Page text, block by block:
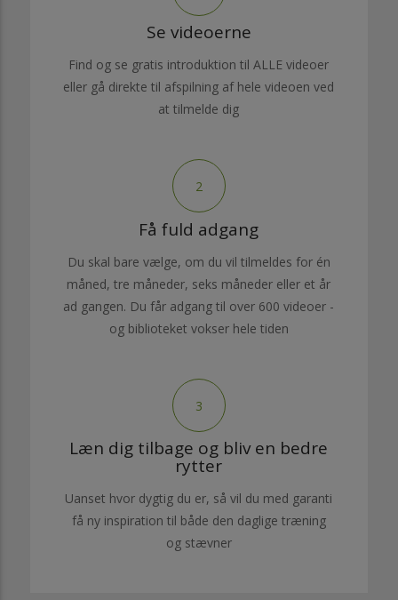
Se videoerne
Find og se gratis introduktion til ALLE videoer
eller gå direkte til afspilning af hele videoen ved
at tilmelde dig
2
Få fuld adgang
Du skal bare vælge, om du vil tilmeldes for én
måned, tre måneder, seks måneder eller et år
ad gangen. Du får adgang til over 600 videoer -
og biblioteket vokser hele tiden
3
Læn dig tilbage og bliv en bedre
rytter
Uanset hvor dygtig du er, så vil du med garanti
få ny inspiration til både den daglige træning
og stævner